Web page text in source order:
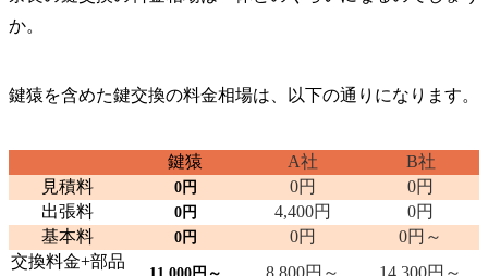
か。
鍵猿を含めた鍵交換の料金相場は、以下の通りになります。
鍵猿 A社
B社
見積料
0円 0円
0円
出張料
0円 4,400円
0円
基本料
0円 0円
0円～
交換料金+部品
8,800円～
14,300円～